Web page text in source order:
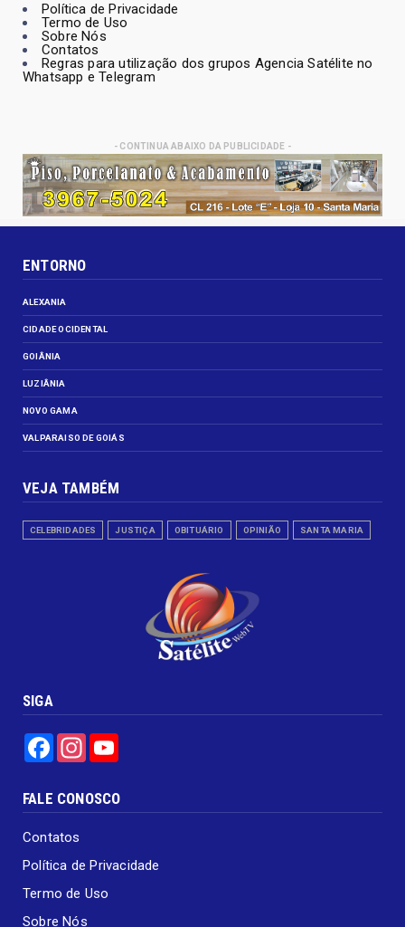
Política de Privacidade
Termo de Uso
Sobre Nós
Contatos
Regras para utilização dos grupos Agencia Satélite no
Whatsapp e Telegram
- CONTINUA ABAIXO DA PUBLICIDADE -
ENTORNO
ALEXANIA
CIDADE OCIDENTAL
GOIÂNIA
LUZIÂNIA
NOVO GAMA
VALPARAISO DE GOIÁS
VEJA TAMBÉM
CELEBRIDADES JUSTIÇA OBITUÁRIO OPINIÃO SANTA MARIA
SIGA
FacebookInstagram
FALE CONOSCO
Contatos
Política de Privacidade
Termo de Uso
Sobre Nós